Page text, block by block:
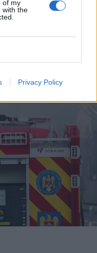
of my
with the
Privacy Policy
folytatódik